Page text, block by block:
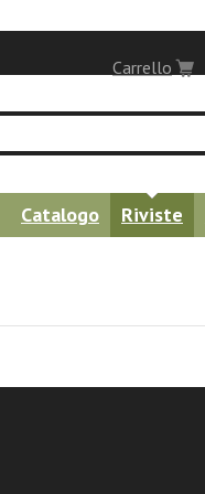
Carrello
Catalogo Riviste